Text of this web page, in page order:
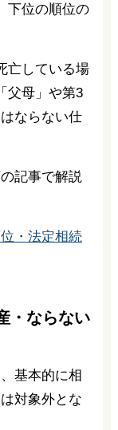
下位の順位の
亡している場
父母」や第3
ならない仕
記事で解説
・法定相続
・ならない
基本的に相
対象外とな